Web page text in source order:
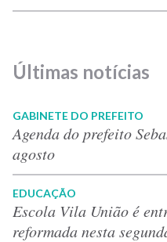
Últimas notícias
GABINETE DO PREFEITO
Agenda do prefeito
agosto
EDUCAÇÃO
Escola Vila União é
reformada nesta